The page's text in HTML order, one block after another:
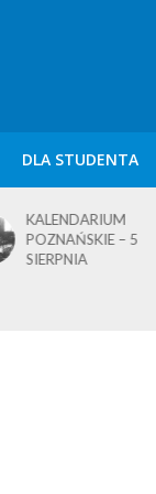
DLA STUDENTA
KALENDARIUM
POZNAŃSKIE – 5
SIERPNIA